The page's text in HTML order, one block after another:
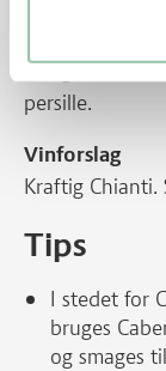
tilsættes
uden låg til
Smag til med
persille.
Vinforslag
Kraftig Chianti.
Tips
I stedet for
bruges
og smages